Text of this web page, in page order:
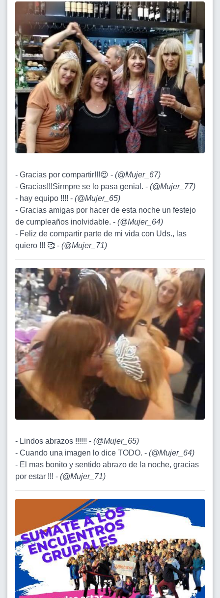
- Gracias por compartir!!!😍 - (@Mujer_67)
- Gracias!!!Sirmpre se lo pasa genial. - (@Mujer_77)
- hay equipo !!!! - (@Mujer_65)
- Gracias amigas por hacer de esta noche un festejo
de cumpleaños inolvidable. - (@Mujer_64)
- Feliz de compartir parte de mi vida con Uds., las
quiero !!! 🥰 - (@Mujer_71)
- Lindos abrazos !!!!!! - (@Mujer_65)
- Cuando una imagen lo dice TODO. - (@Mujer_64)
- El mas bonito y sentido abrazo de la noche, gracias
por estar !!! - (@Mujer_71)